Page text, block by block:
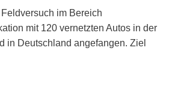
im Bereich
mit 120 vernetzten Autos in der
in Deutschland angefangen. Ziel